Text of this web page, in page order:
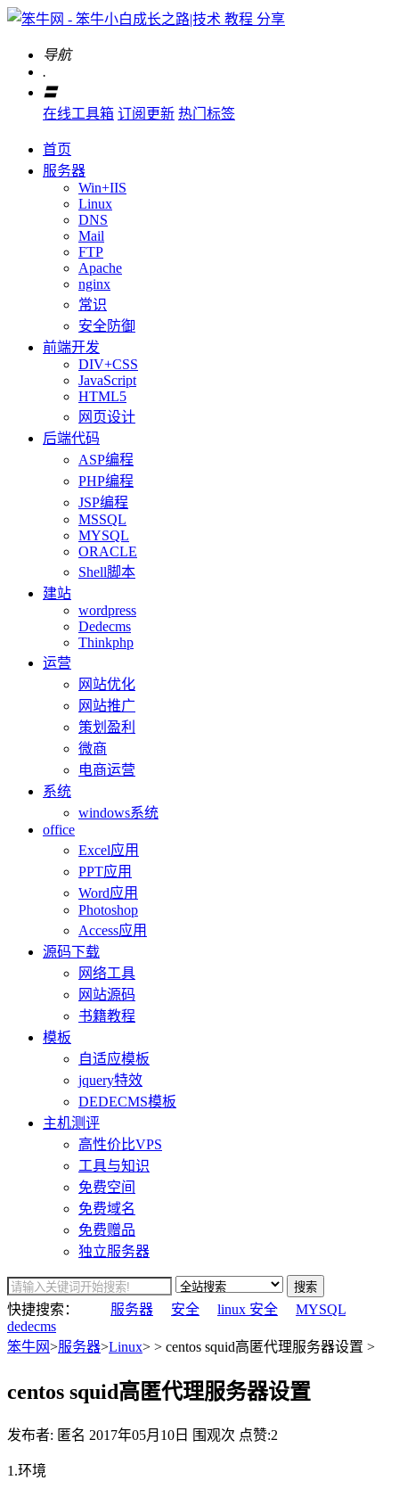
导航
.
〓
在线工具箱 订阅更新 热门标签
首页
服务器
Win+IIS
Linux
DNS
Mail
FTP
Apache
nginx
常识
安全防御
前端开发
DIV+CSS
JavaScript
HTML5
网页设计
后端代码
ASP编程
PHP编程
JSP编程
MSSQL
MYSQL
ORACLE
Shell脚本
建站
wordpress
Dedecms
Thinkphp
运营
网站优化
网站推广
策划盈利
微商
电商运营
系统
windows系统
office
Excel应用
PPT应用
Word应用
Photoshop
Access应用
源码下载
网络工具
网站源码
书籍教程
模板
自适应模板
jquery特效
DEDECMS模板
主机测评
高性价比VPS
工具与知识
免费空间
免费域名
免费赠品
独立服务器
搜索
快捷搜索： 服务器 安全 linux 安全
MYSQL
dedecms
笨牛网>服务器>Linux> > centos squid高匿代理服务器设置 >
centos squid高匿代理服务器设置
发布者: 匿名 2017年05月10日 围观次 点赞:2
1.环境